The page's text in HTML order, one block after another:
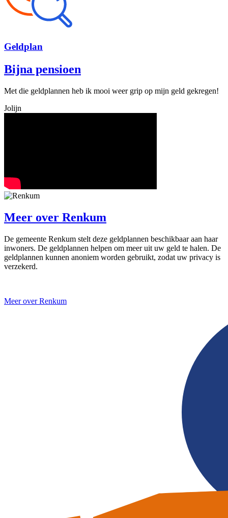
Geldplan
Bijna pensioen
Met die geldplannen heb ik mooi weer grip op mijn geld gekregen!
Jolijn
Meer over Renkum
De gemeente Renkum stelt deze geldplannen beschikbaar aan haar
inwoners. De geldplannen helpen om meer uit uw geld te halen. De
geldplannen kunnen anoniem worden gebruikt, zodat uw privacy is
verzekerd.
Meer over Renkum